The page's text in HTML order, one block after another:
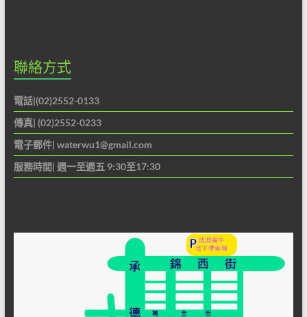
聯絡方式
電話|(02)2552-0133
傳真| (02)2552-0233
電子郵件| waterwu1@gmail.com
服務時間| 週一至週五 9:30至17:30